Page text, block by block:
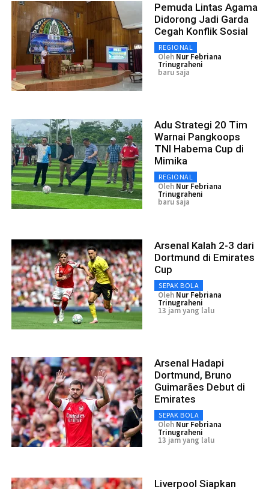
Pemuda Lintas Agama
Didorong Jadi Garda
Cegah Konflik Sosial
REGIONAL
Oleh Nur Febriana
Trinugraheni
baru saja
Adu Strategi 20 Tim
Warnai Pangkoops
TNI Habema Cup di
Mimika
REGIONAL
Oleh Nur Febriana
Trinugraheni
baru saja
Arsenal Kalah 2-3 dari
Dortmund di Emirates
Cup
SEPAK BOLA
Oleh Nur Febriana
Trinugraheni
13 jam yang lalu
Arsenal Hadapi
Dortmund, Bruno
Guimarães Debut di
Emirates
SEPAK BOLA
Oleh Nur Febriana
Trinugraheni
13 jam yang lalu
Liverpool Siapkan